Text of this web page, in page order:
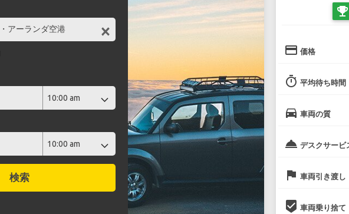
検索
emoji_events
credit_card 価格
timer 平均待ち時間
directions_car 車両の質
room_service デスクサービ
flag 車両引き渡し
beenhere 車両乗り捨て